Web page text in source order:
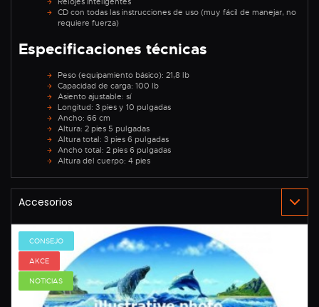
CD con todas las instrucciones de uso (muy fácil de manejar, no
requiere fuerza)
Especificaciones técnicas
Peso (equipamiento básico): 21,8 lb
Capacidad de carga: 100 lb
Asiento ajustable: sí
Longitud: 3 pies y 10 pulgadas
Ancho: 66 cm
Altura: 2 pies 5 pulgadas
Altura total: 3 pies 6 pulgadas
Ancho total: 2 pies 6 pulgadas
Altura del cuerpo: 4 pies
CONSEJO
AKCE
NOTICIAS